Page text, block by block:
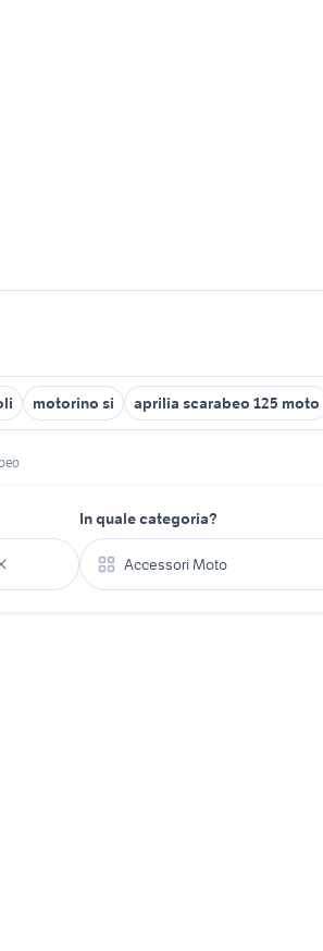
motorino si aprilia scarabeo 125 moto
In quale categoria?
Accessori Moto